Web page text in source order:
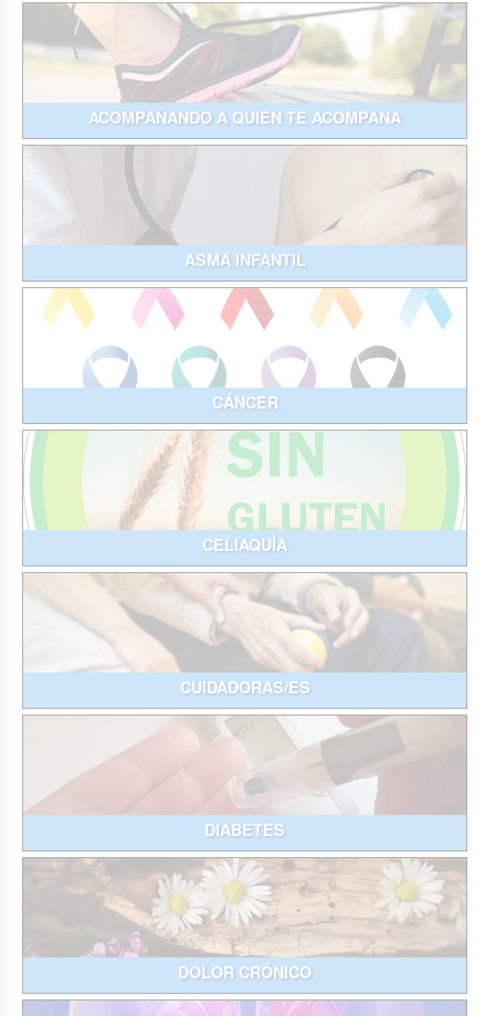
ACOMPAÑANDO A QUIEN TE ACOMPAÑA
ASMA INFANTIL
CÁNCER
CELIAQUÍA
CUIDADORAS/ES
DIABETES
DOLOR CRÓNICO